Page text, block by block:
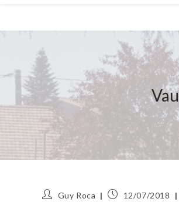
Auteur/autrice
Guy Roca
Publication
12/07/2018